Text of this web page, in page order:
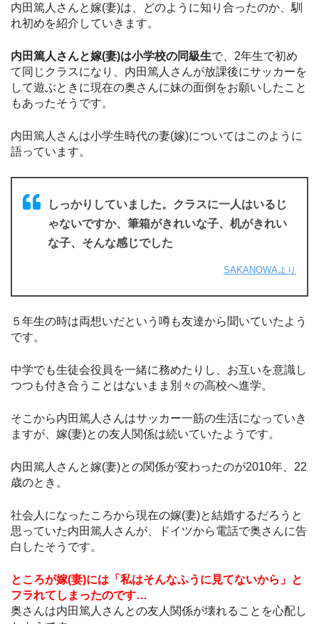
内田篤人さんと嫁(妻)は、どのように知り合ったのか、馴
れ初めを紹介していきます。
内田篤人さんと嫁(妻)は小学校の同級生で、2年生で初め
て同じクラスになり、内田篤人さんが放課後にサッカーを
して遊ぶときに現在の奥さんに妹の面倒をお願いしたこと
もあったそうです。
内田篤人さんは小学生時代の妻(嫁)についてはこのように
語っています。
しっかりしていました。クラスに一人はいるじ
ゃないですか、筆箱がきれいな子、机がきれい
な子、そんな感じでした
SAKANOWAより
５年生の時は両想いだという噂も友達から聞いていたよう
です。
中学でも生徒会役員を一緒に務めたりし、お互いを意識し
つつも付き合うことはないまま別々の高校へ進学。
そこから内田篤人さんはサッカー一筋の生活になっていき
ますが、嫁(妻)との友人関係は続いていたようです。
内田篤人さんと嫁(妻)との関係が変わったのが2010年、22
歳のとき。
社会人になったころから現在の嫁(妻)と結婚するだろうと
思っていた内田篤人さんが、ドイツから電話で奥さんに告
白したそうです。
ところが嫁(妻)には「私はそんなふうに見てないから」と
フラれてしまったのです…
奥さんは内田篤人さんとの友人関係が壊れることを心配し